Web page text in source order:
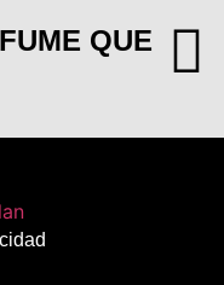
QUE